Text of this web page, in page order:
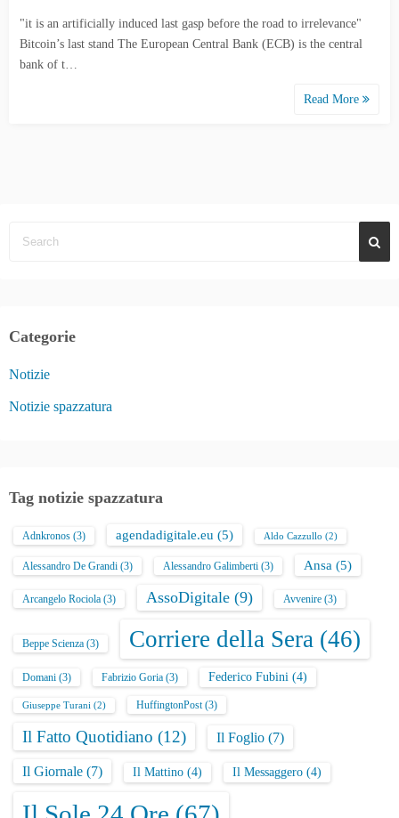
"it is an artificially induced last gasp before the road to irrelevance"
Bitcoin’s last stand The European Central Bank (ECB) is the central
bank of t…
Read More
Categorie
Notizie
Notizie spazzatura
Tag notizie spazzatura
Adnkronos (3) agendadigitale.eu (5) Aldo Cazzullo (2)
Alessandro De Grandi (3) Alessandro Galimberti (3) Ansa (5)
Arcangelo Rociola (3) AssoDigitale (9) Avvenire (3)
Beppe Scienza (3) Corriere della Sera (46)
Domani (3) Fabrizio Goria (3) Federico Fubini (4)
Giuseppe Turani (2) HuffingtonPost(3)
Il Fatto Quotidiano (12) Il Foglio (7)
Il Giornale (7) Il Mattino (4) Il Messaggero (4)